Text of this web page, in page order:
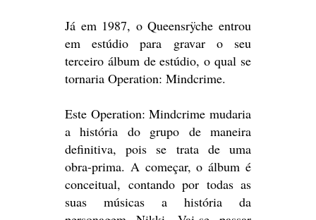
Já em 1987, o Queensrÿche entrou
em estúdio para gravar o seu
terceiro álbum de estúdio, o qual se
tornaria Operation: Mindcrime.
Este Operation: Mindcrime mudaria
a história do grupo de maneira
definitiva, pois se trata de uma
obra-prima. A começar, o álbum é
conceitual, contando por todas as
suas músicas a história da